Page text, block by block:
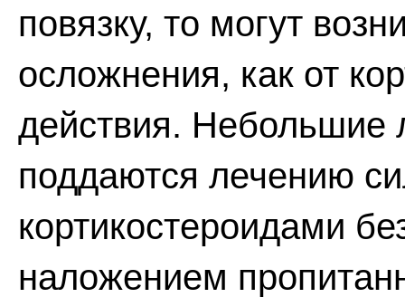
повязку, то могут
осложнения, как от
действия.
поддаются лечению
кортикостероидами
наложением